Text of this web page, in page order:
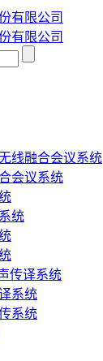
线融合会议系统
会议系统
统
传译系统
系统
系统